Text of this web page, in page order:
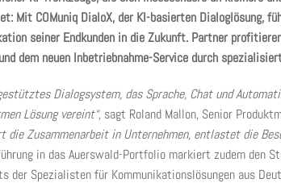
Mit COMuniq DialoX, der KI-basierten Dialoglösung,
seiner Endkunden in die Zukunft. Partner
dem neuen Inbetriebnahme-Service durch
Dialogsystem, das Sprache, Chat und
Lösung vereint“, sagt Roland Mallon, Senior
Zusammenarbeit in Unternehmen, entlastet die
in das Auerswald-Portfolio markiert zudem den
der Spezialisten für Kommunikationslösungen aus